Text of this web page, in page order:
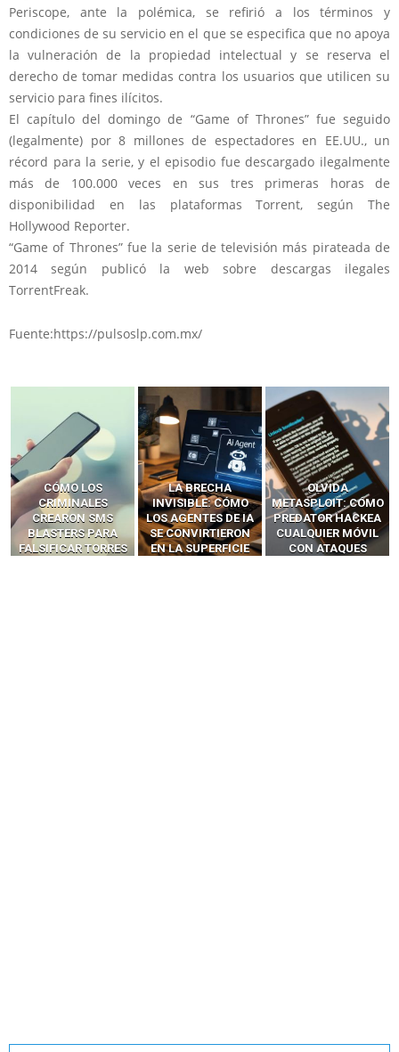
Periscope, ante la polémica, se refirió a los términos y
condiciones de su servicio en el que se especifica que no apoya
la vulneración de la propiedad intelectual y se reserva el
derecho de tomar medidas contra los usuarios que utilicen su
servicio para fines ilícitos.
El capítulo del domingo de “Game of Thrones” fue seguido
(legalmente) por 8 millones de espectadores en EE.UU., un
récord para la serie, y el episodio fue descargado ilegalmente
más de 100.000 veces en sus tres primeras horas de
disponibilidad en las plataformas Torrent, según The
Hollywood Reporter.
“Game of Thrones” fue la serie de televisión más pirateada de
2014 según publicó la web sobre descargas ilegales
TorrentFreak.
Fuente:https://pulsoslp.com.mx/
LA BRECHA
INVISIBLE: CÓMO
LOS AGENTES DE IA
SE CONVIRTIERON
EN LA SUPERFICIE
OLVIDA
METASPLOIT: CÓMO
PREDATOR HACKEA
CUALQUIER MÓVIL
CON ATAQUES
CÓMO LOS HACKERS
INTERCEPTAN OTPS
Y LLAMADAS
MÓVILES SIN
‘HACKEAR’ — EL